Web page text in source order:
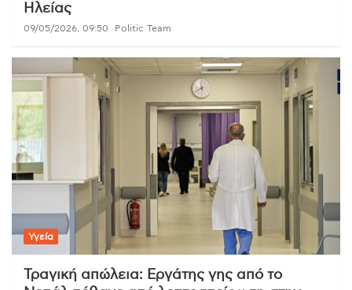
Ηλείας
09/05/2026, 09:50 Politic Team
Υγεία
Τραγική απώλεια: Εργάτης γης από το